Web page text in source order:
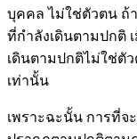
บุคคล ไม่ใช่ตัวตน ถ้
ที่กำลังเดินตามปกติ
เดินตามปกติไม่ใช่ตั
เท่านั้น
เพราะฉะนั้น การที่จ